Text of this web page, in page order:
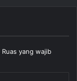
Ruas yang wajib